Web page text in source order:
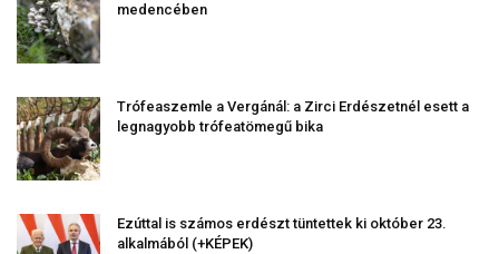
medencében
Trófeaszemle a Vergánál: a Zirci Erdészetnél esett a
legnagyobb trófeatömegű bika
Ezúttal is számos erdészt tüntettek ki október 23.
alkalmából (+KÉPEK)